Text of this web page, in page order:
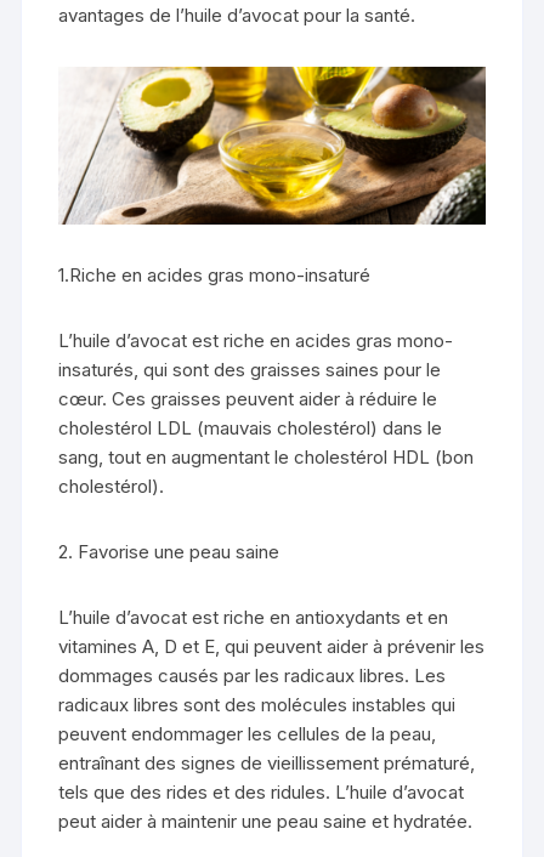
avantages de l’huile d’avocat pour la santé.
1.Riche en acides gras mono-insaturé
L’huile d’avocat est riche en acides gras mono-
insaturés, qui sont des graisses saines pour le
cœur. Ces graisses peuvent aider à réduire le
cholestérol LDL (mauvais cholestérol) dans le
sang, tout en augmentant le cholestérol HDL (bon
cholestérol).
2. Favorise une peau saine
L’huile d’avocat est riche en antioxydants et en
vitamines A, D et E, qui peuvent aider à prévenir les
dommages causés par les radicaux libres. Les
radicaux libres sont des molécules instables qui
peuvent endommager les cellules de la peau,
entraînant des signes de vieillissement prématuré,
tels que des rides et des ridules. L’huile d’avocat
peut aider à maintenir une peau saine et hydratée.